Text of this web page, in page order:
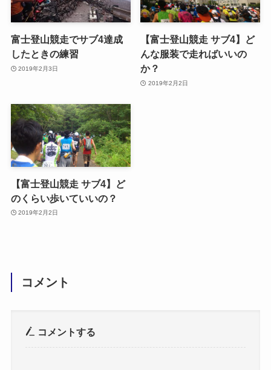
富士登山競走でサブ4達成
したときの練習
2019年2月3日
【富士登山競走 サブ4】ど
んな服装で走ればいいの
か？
2019年2月2日
【富士登山競走 サブ4】ど
のくらい歩いていいの？
2019年2月2日
コメント
コメントする